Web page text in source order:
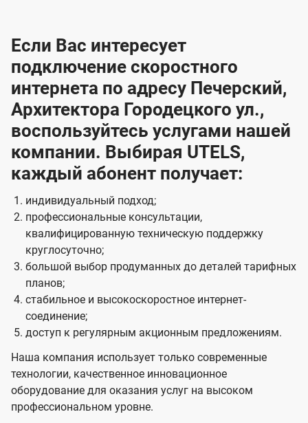
Если Вас интересует
подключение скоростного
интернета по адресу Печерский,
Архитектора Городецкого ул.,
воспользуйтесь услугами нашей
компании. Выбирая UTELS,
каждый абонент получает:
индивидуальный подход;
профессиональные консультации,
квалифицированную техническую поддержку
круглосуточно;
большой выбор продуманных до деталей тарифных
планов;
стабильное и высокоскоростное интернет-
соединение;
доступ к регулярным акционным предложениям.
Наша компания использует только современные
технологии, качественное инновационное
оборудование для оказания услуг на высоком
профессиональном уровне.